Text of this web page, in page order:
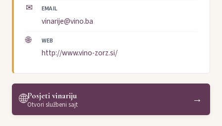
✉ EMAIL
vinarije@vino.ba
🌐 WEB
http://www.vino-zorz.si/
🌐Posjeti vinariju
Otvori službeni sajt →